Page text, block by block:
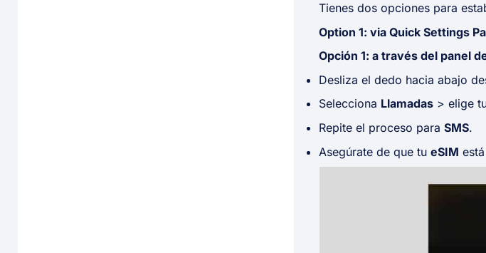
Tienes dos opciones para
Option 1: via Quick Settings
Opción 1: a través del panel
Desliza el dedo hacia abajo
Selecciona Llamadas > elige
Repite el proceso paraSMS.
Asegúrate de que tueSIM